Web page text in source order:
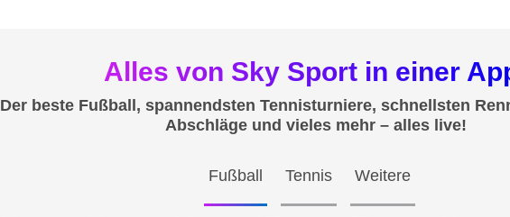
Alles von Sky Sport in einer
Der beste Fußball, spannendsten Tennisturniere, schnellsten
Abschläge und vieles mehr – alles live!
Fußball Tennis Weitere